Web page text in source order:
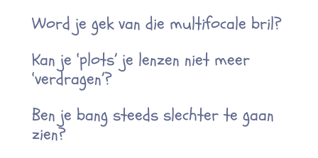
Word je gek van die multifocale bril?
Kan je ‘plots’ je lenzen niet meer
‘verdragen’?
Ben je bang steeds slechter te gaan
zien?